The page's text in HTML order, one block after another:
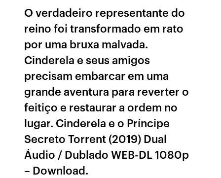
O verdadeiro representante do
reino foi transformado em rato
por uma bruxa malvada.
Cinderela e seus amigos
precisam embarcar em uma
grande aventura para reverter o
feitiço e restaurar a ordem no
lugar. Cinderela e o Príncipe
Secreto Torrent (2019) Dual
Áudio / Dublado WEB-DL 1080p
– Download.